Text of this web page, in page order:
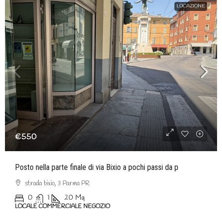
LOCAZIONE
€550
Posto nella parte finale di via Bixio a pochi passi da p
strada bixio, 3 Parma PR
0 1 20 Mq
LOCALE COMMERCIALE NEGOZIO